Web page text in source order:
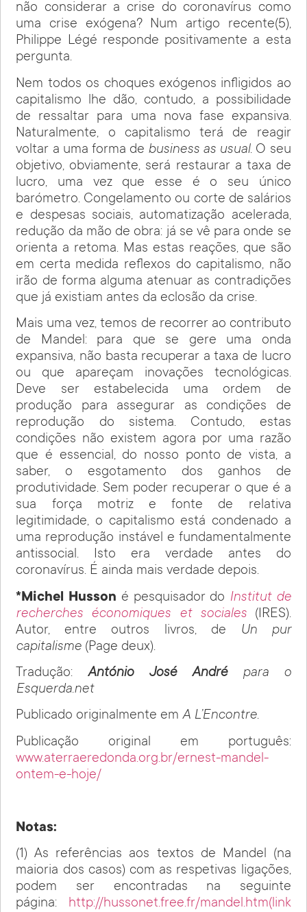
não considerar a crise do coronavírus como
uma crise exógena? Num artigo recente(5),
Philippe Légé responde positivamente a esta
pergunta.
Nem todos os choques exógenos infligidos ao
capitalismo lhe dão, contudo, a possibilidade
de ressaltar para uma nova fase expansiva.
Naturalmente, o capitalismo terá de reagir
voltar a uma forma de business as usual. O seu
objetivo, obviamente, será restaurar a taxa de
lucro, uma vez que esse é o seu único
barómetro. Congelamento ou corte de salários
e despesas sociais, automatização acelerada,
redução da mão de obra: já se vê para onde se
orienta a retoma. Mas estas reações, que são
em certa medida reflexos do capitalismo, não
irão de forma alguma atenuar as contradições
que já existiam antes da eclosão da crise.
Mais uma vez, temos de recorrer ao contributo
de Mandel: para que se gere uma onda
expansiva, não basta recuperar a taxa de lucro
ou que apareçam inovações tecnológicas.
Deve ser estabelecida uma ordem de
produção para assegurar as condições de
reprodução do sistema. Contudo, estas
condições não existem agora por uma razão
que é essencial, do nosso ponto de vista, a
saber, o esgotamento dos ganhos de
produtividade. Sem poder recuperar o que é a
sua força motriz e fonte de relativa
legitimidade, o capitalismo está condenado a
uma reprodução instável e fundamentalmente
antissocial. Isto era verdade antes do
coronavírus. É ainda mais verdade depois.
*Michel Husson é pesquisador do Institut de
recherches économiques et sociales(IRES).
Autor, entre outros livros, de
Un pur
capitalisme (Page deux).
Tradução:António José Andrépara o
Esquerda.net
Publicado originalmente emA L’Encontre.
Publicação original em português:
www.aterraeredonda.org.br/ernest-mandel-
ontem-e-hoje/
Notas:
(1) As referências aos textos de Mandel (na
maioria dos casos) com as respetivas ligações,
podem ser encontradas na seguinte
página: http://hussonet.free.fr/mandel.htm(link